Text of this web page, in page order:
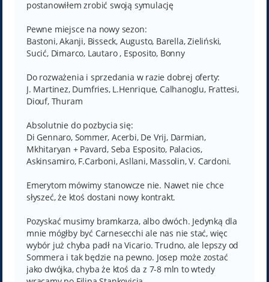
postanowiłem zrobić swoją symulację
Pewne miejsce na nowy sezon:
Bastoni, Akanji, Bisseck, Augusto, Barella, Zieliński,
Sucić, Dimarco, Lautaro , Esposito, Bonny
Do rozważenia i sprzedania w razie dobrej oferty:
J. Martinez, Dumfries, L.Henrique, Calhanoglu, Frattesi,
Diouf, Thuram
Absolutnie do pozbycia się:
Di Gennaro, Sommer, Acerbi, De Vrij, Darmian,
Mkhitaryan + Pavard, Seba Esposito, Palacios,
Askinsamiro, F.Carboni, Asllani, Massolin, V. Cardoni.
Emerytom mówimy stanowcze nie. Nawet nie chce
słyszeć, że ktoś dostani nowy kontrakt.
Pozyskać musimy bramkarza, albo dwóch. Jedynką dla
mnie mógłby być Carnesecchi ale nas nie stać, więc
wybór już chyba padł na Vicario. Trudno, ale lepszy od
Sommera i tak będzie na pewno. Josep może zostać
jako dwójka, chyba że ktoś da z 7-8 mln to wtedy